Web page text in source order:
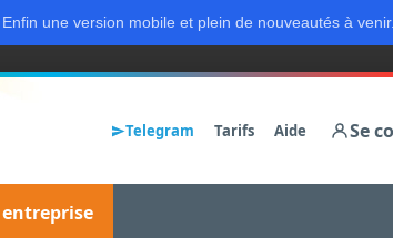
Enfin une version mobile et plein de nouveautés à venir.
Telegram Tarifs Aide Se
entreprise